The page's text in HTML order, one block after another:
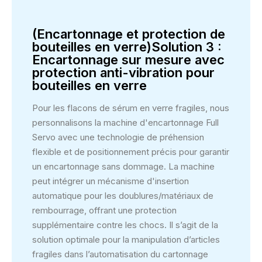
(Encartonnage et protection de
bouteilles en verre)Solution 3 :
Encartonnage sur mesure avec
protection anti-vibration pour
bouteilles en verre
Pour les flacons de sérum en verre fragiles, nous
personnalisons la machine d'encartonnage Full
Servo avec une technologie de préhension
flexible et de positionnement précis pour garantir
un encartonnage sans dommage. La machine
peut intégrer un mécanisme d'insertion
automatique pour les doublures/matériaux de
rembourrage, offrant une protection
supplémentaire contre les chocs. Il s’agit de la
solution optimale pour la manipulation d’articles
fragiles dans l’automatisation du cartonnage